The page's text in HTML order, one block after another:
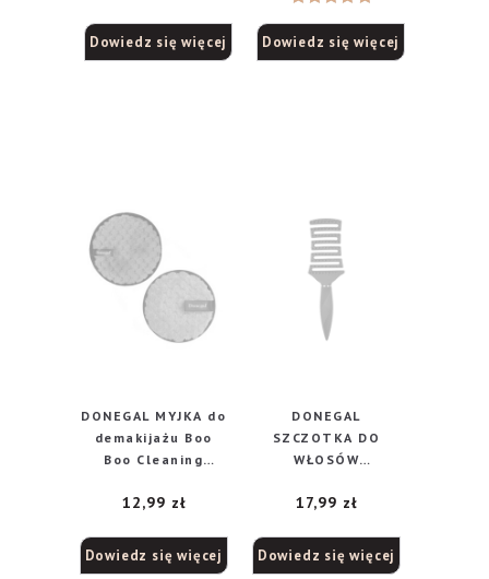
Dowiedz się więcej
5.00 na 5
Dowiedz się więcej
DONEGAL MYJKA do
demakijażu Boo
Boo Cleaning
12,99 zł
Dowiedz się więcej
DONEGAL
SZCZOTKA DO
WŁOSÓW
LEEDI BRUSH
17,99 zł
Dowiedz się więcej